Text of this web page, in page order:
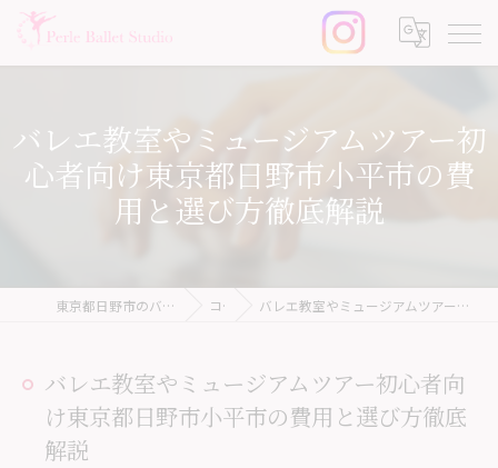
バレエ教室やミュージアムツアー初
心者向け東京都日野市小平市の費
用と選び方徹底解説
東京都日野市のバレエ教室ならPerle Ballet Studio コラム バレエ教室やミュージアムツアー初心者向け東京都日野市小平市の費用と選び方徹底解説
バレエ教室やミュージアムツアー初心者向
け東京都日野市小平市の費用と選び方徹底
解説